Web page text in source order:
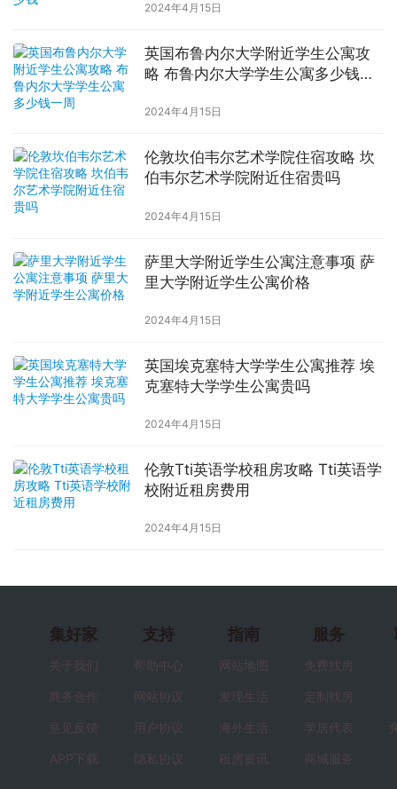
2024年4月15日
英国布鲁内尔大学附近学生公寓攻
略 布鲁内尔大学学生公寓多少钱一
2024年4月15日
伦敦坎伯韦尔艺术学院住宿攻略 坎
伯韦尔艺术学院附近住宿贵吗
2024年4月15日
萨里大学附近学生公寓注意事项 萨
里大学附近学生公寓价格
2024年4月15日
英国埃克塞特大学学生公寓推荐 埃
克塞特大学学生公寓贵吗
2024年4月15日
伦敦Tti英语学校租房攻略 Tti英语学
校附近租房费用
2024年4月15日
集好家
关于我们
商务合作
意见反馈
APP下载
支持
帮助中心
网站协议
用户协议
隐私协议
指南
网站地图
发现生活
海外生活
租房资讯
服务
免费找房
定制找房
学居代表
商城服务